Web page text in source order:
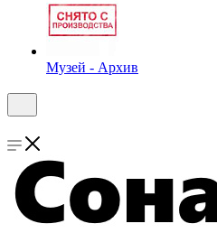
Музей - Архив